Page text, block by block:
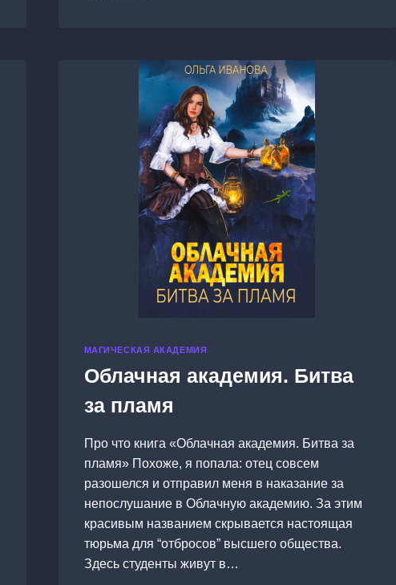
МАГИЧЕСКАЯ АКАДЕМИЯ
Облачная академия. Битва
за пламя
Про что книга «Облачная академия. Битва за
пламя» Похоже, я попала: отец совсем
разошелся и отправил меня в наказание за
непослушание в Облачную академию. За этим
красивым названием скрывается настоящая
тюрьма для “отбросов” высшего общества.
Здесь студенты живут в…